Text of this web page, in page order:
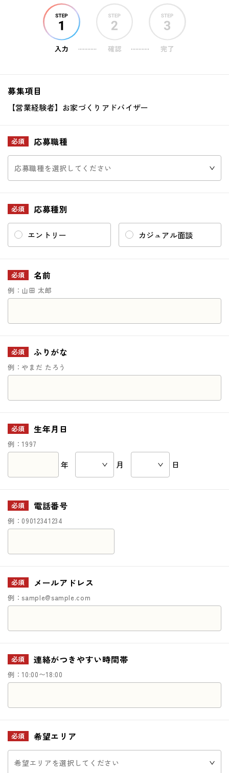
募集項目
【営業経験者】お家づくりアドバイザー
必須 応募職種
必須 応募種別
エントリー カジュアル面談
必須 名前
例：山田 太郎
必須 ふりがな
例：やまだ たろう
必須 生年月日
例：1997
年 月 日
必須 電話番号
例：09012341234
必須 メールアドレス
例：sample@sample.com
必須 連絡がつきやすい時間帯
例：10:00〜18:00
必須 希望エリア